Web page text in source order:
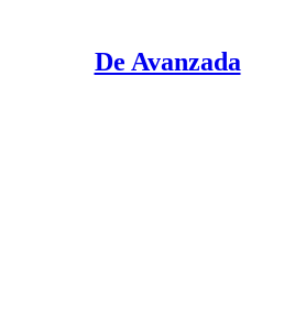
De Avanzada